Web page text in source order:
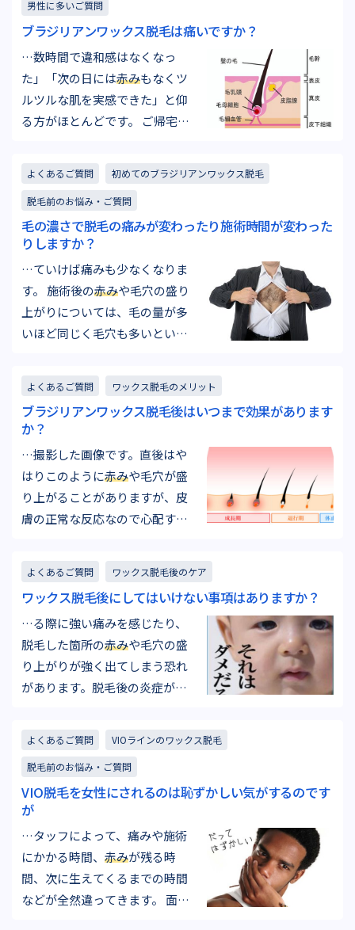
をご希望される方は、誓約書の
記入を頂ければワックス脱毛が
可能になります。その際は、し
っかりワックス脱毛とシェービ
ング処理の違いに…
男性に多いご質問
ブラジリアンワックス脱毛は痛いですか？
…数時間で違和感はなくなっ
た」「次の日には赤みもなくツ
ルツルな肌を実感できた」と仰
る方がほとんどです。 ご帰宅後
毛部分を冷やすと治りが早く、
お肌が整います。もしも2日経っ
てもヒリヒリしたような痛みが
続く場合は施術したサロンに連
絡して相談するようにしましょ
う。 …
よくあるご質問 初めてのブラジリアンワックス脱毛
脱毛前のお悩み・ご質問
毛の濃さで脱毛の痛みが変わったり施術時間が変わった
りしますか？
…ていけば痛みも少なくなりま
す。 施術後の赤みや毛穴の盛り
上がりについては、毛の量が多
いほど同じく毛穴も多いという
がございます。 そのお客様に合
った施術方法で進めていきます
ので、お痛みがお辛いようであ
ればお気軽にスタッフにお伝え
ください！！ 毛の濃い方こそワ
ックス脱…
よくあるご質問 ワックス脱毛のメリット
ブラジリアンワックス脱毛後はいつまで効果があります
か？
…撮影した画像です。直後はや
はりこのように赤みや毛穴が盛
り上がることがありますが、皮
膚の正常な反応なので心配する
立っているように感じますが、
平均的な赤みの出方です。 内も
も部分の毛も個人的には気にな
りましたが、今回はVIOの施術だ
けをご希望でしたので、内もも
部…
よくあるご質問 ワックス脱毛後のケア
ワックス脱毛後にしてはいけない事項はありますか？
…る際に強い痛みを感じたり、
脱毛した箇所の赤みや毛穴の盛
り上がりが強く出てしまう恐れ
があります。脱毛後の炎症が通
・体調のコンディション ワック
ス脱毛は健康状態が万全のひと
でも脱毛する際の痛みを強く感
じたり、施術後の
盛り上がりなどの炎症を引き…
よくあるご質問 VIOラインのワックス脱毛
脱毛前のお悩み・ご質問
VIO脱毛を女性にされるのは恥ずかしい気がするのです
が
…タッフによって、痛みや施術
にかかる時間、 赤みが残る時
間、次に生えてくるまでの時間
などが全然違ってきます。 面と